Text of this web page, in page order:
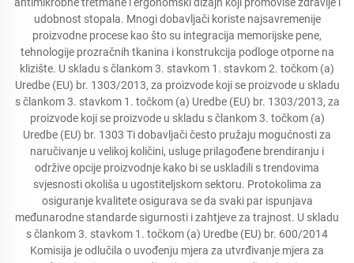
udobnost stopala. Mnogi dobavljači koriste najsavremenije
proizvodne procese kao što su integracija memorijske pene,
tehnologije prozračnih tkanina i konstrukcija podloge otporne na
klizište. U skladu s člankom 3. stavkom 1. stavkom 2. točkom (a)
Uredbe (EU) br. 1303/2013, za proizvode koji se proizvode u skladu
s člankom 3. stavkom 1. točkom (a) Uredbe (EU) br. 1303/2013, za
proizvode koji se proizvode u skladu s člankom 3. točkom (a)
Uredbe (EU) br. 1303 Ti dobavljači često pružaju mogućnosti za
naručivanje u velikoj količini, usluge prilagođene brendiranju i
održive opcije proizvodnje kako bi se uskladili s trendovima
svjesnosti okoliša u ugostiteljskom sektoru. Protokolima za
osiguranje kvalitete osigurava se da svaki par ispunjava
međunarodne standarde sigurnosti i zahtjeve za trajnost. U skladu
s člankom 3. stavkom 1. točkom (a) Uredbe (EU) br. 600/2014
Komisija je odlučila o uvođenju mjera za utvrđivanje mjera za